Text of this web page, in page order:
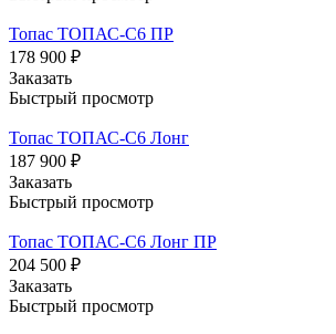
Топас ТОПАС-С6 ПР
178 900 ₽
Заказать
Быстрый просмотр
Топас ТОПАС-С6 Лонг
187 900 ₽
Заказать
Быстрый просмотр
Топас ТОПАС-С6 Лонг ПР
204 500 ₽
Заказать
Быстрый просмотр